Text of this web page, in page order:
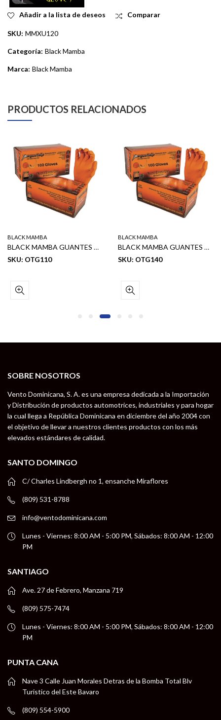
Añadir a la lista de deseos Comparar
SKU: MMXU120
Categoría: Black Mamba
Marca: Black Mamba
PRODUCTOS RELACIONADOS
BLACK MAMBA
BLACK MAMBA GUANTES DE NITRILO ORANGE TORQUE TALLA M (CAJA DE 100)
SKU: OTG110
BLACK MAMBA
BLACK MAMBA GUANTES DE NITRILO ORANGE TORQUE TALLA XXL (CAJA DE 100)
SKU: OTG140
SOBRE NOSOTROS
Vento Dominicana, S. A. es una empresa dedicada a la Importación
y Distribución de productos automotrices, industriales y para hogar
la cual llega a República Dominicana en diciembre del año 2004 con
el objetivo de llevar a nuestros clientes productos con los más
elevados estándares de calidad.
SANTO DOMINGO
C/ Charles Lindbergh no 1, ensanche Miraflores
(809) 531-8788
info@ventodominicana.com
Lunes - Viernes: 8:00 AM - 5:00 PM, Sábados: 8:00 AM - 12:00
PM
SANTIAGO
Ave. 27 de Febrero, Manzana 719
(809) 575-7474
Lunes - Viernes: 8:00 AM - 5:00 PM, Sábados: 8:00 AM - 12:00
PM
PUNTA CANA
Nave 3 Calle Juan Morales Detras de la Bomba Total Blv
Turistico del Este Bavaro
(809) 554-5900